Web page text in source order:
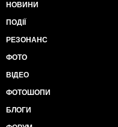
НОВИНИ
ПОДІЇ
РЕЗОНАНС
ФОТО
ВІДЕО
ФОТОШОПИ
БЛОГИ